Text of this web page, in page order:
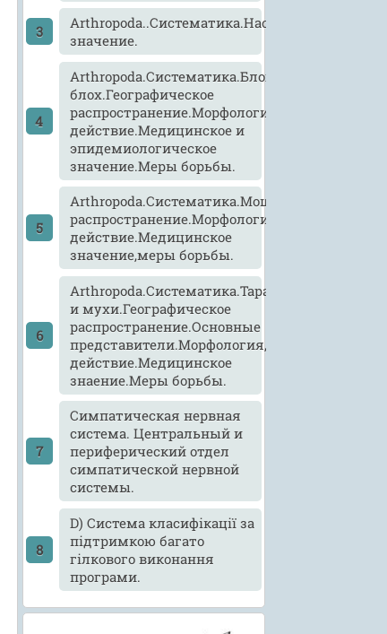
значение.
Arthropoda.Систематика.Блохи.Виды
блох.Географическое
действие.Медицинское и
эпидемиологическое
значение.Меры борьбы.
действие.Медицинское
значение,меры борьбы.
Arthropoda.Систематика.Тараканы
и мухи.Географическое
распространение.Основные
действие.Медицинское
знаение.Меры борьбы.
Cимпатическая нервная
система. Центральный и
периферический отдел
симпатической нервной
системы.
D) Система класифікації за
підтримкою багато
гілкового виконання
програми.